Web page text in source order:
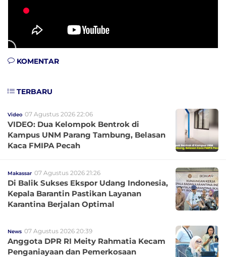
KOMENTAR
TERBARU
Video 07 Agustus 2026 22:06
VIDEO: Dua Kelompok Bentrok di
Kampus UNM Parang Tambung, Belasan
Kaca FMIPA Pecah
Makassar 07 Agustus 2026 21:26
Di Balik Sukses Ekspor Udang Indonesia,
Kepala Barantin Pastikan Layanan
Karantina Berjalan Optimal
News 07 Agustus 2026 20:39
Anggota DPR RI Meity Rahmatia Kecam
Penganiayaan dan Pemerkosaan